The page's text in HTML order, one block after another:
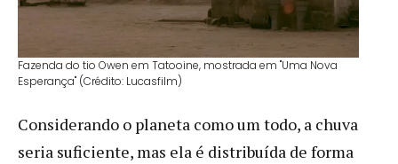
Fazenda do tio Owen em Tatooine, mostrada em "Uma Nova
Esperança" (Crédito: Lucasfilm)
Considerando o planeta como um todo, a chuva
seria suficiente, mas ela é distribuída de forma